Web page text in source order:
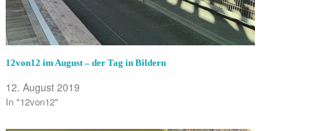
12von12 im August – der Tag in Bildern
12. August 2019
In "12von12"